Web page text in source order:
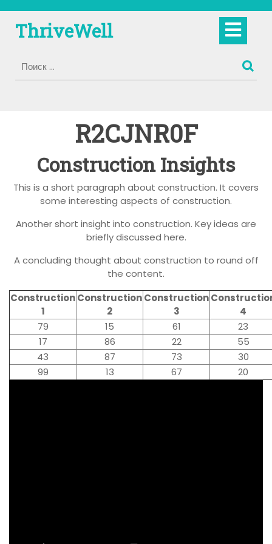
содержимому
ThriveWell
R2CJNR0F
Construction Insights
This is a short paragraph about construction. It covers
some interesting aspects of construction.
Another short insight into construction. Key ideas are
briefly discussed here.
A concluding thought about construction to round off
the content.
Construction
1
Construction
2
Construction
3
4
79
15 61
23
17
86 22
55
43
87 73
30
99
13 67 20